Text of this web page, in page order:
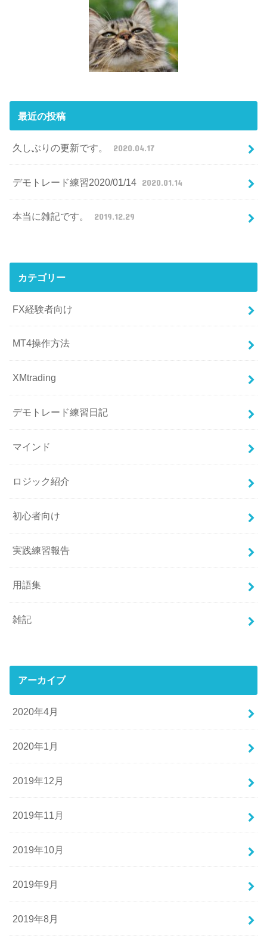
最近の投稿
久しぶりの更新です。 2020.04.17
デモトレード練習2020/01/14 2020.01.14
本当に雑記です。 2019.12.29
カテゴリー
FX経験者向け
MT4操作方法
XMtrading
デモトレード練習日記
マインド
ロジック紹介
初心者向け
実践練習報告
用語集
雑記
アーカイブ
2020年4月
2020年1月
2019年12月
2019年11月
2019年10月
2019年9月
2019年8月